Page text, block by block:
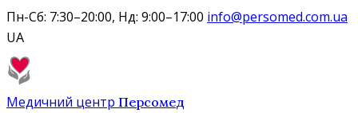
Пн-Сб: 7:30–20:00, Нд: 9:00–17:00 info@persomed.com.ua
UA
Медичний центр Персомед